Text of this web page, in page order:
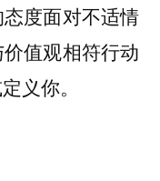
度面对不适情
值观相符行动
义你。